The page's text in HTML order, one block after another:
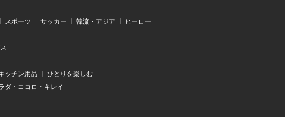
スポーツ サッカー 韓流・アジア ヒーロー
ッチン用品 ひとりを楽しむ
ダ・ココロ・キレイ